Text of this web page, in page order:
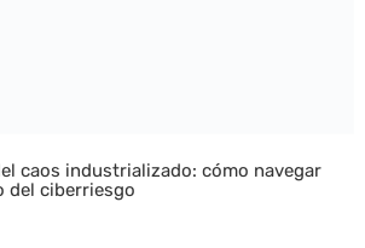
caos industrializado: cómo navegar
del ciberriesgo